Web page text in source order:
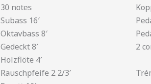
30 notes
Subass 16′
Oktavbass 8′
Gedeckt 8′
Holzflöte 4′
Rauschpfeife 2 2/3′
2